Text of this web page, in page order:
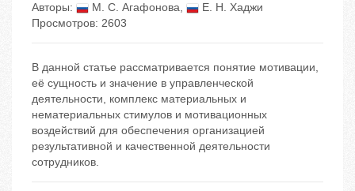
Авторы:
М. С. Агафонова,
Е. Н. Хаджи
Просмотров: 2603
В данной статье рассматривается понятие мотивации,
её сущность и значение в управленческой
деятельности, комплекс материальных и
нематериальных стимулов и мотивационных
воздействий для обеспечения организацией
результативной и качественной деятельности
сотрудников.